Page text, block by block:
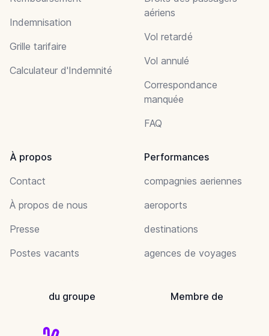
Indemnisation
Grille tarifaire
Calculateur d'Indemnité
aériens
Vol retardé
Vol annulé
Correspondance
manquée
FAQ
À propos
Contact
À propos de nous
Presse
Postes vacants
Performances
compagnies aeriennes
aeroports
destinations
agences de voyages
du groupe Membre de